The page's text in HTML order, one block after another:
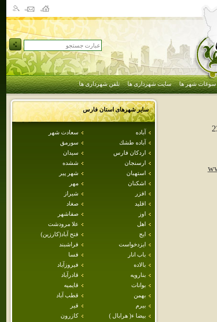
سوغات شهر ها سایت شهرداری ها تلفن شهرداری ها
سایر شهرهای استانفارس
آباده
سعادت شهر
آباده طشك
سورمق
اردكان فارس
سيدان
ارسنجان
ششده
استهبان
شهر پير
اشكنان
مهر
افزر
شيراز
اقليد
صغاد
اوز
صفاشهر
اهل
علا مرودشت
ايج
فتح آباد(كارزين)
ايزدخواست
فراشبند
باب انار
فسا
بالاده
فيروزآباد
بنارويه
قادرآباد
بوانات
قايميه
بهمن
قطب آباد
بيرم
قير
بيضا ء( هرابال )
كازرون